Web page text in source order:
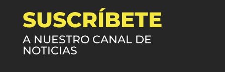
SUSCRÍBETE
A NUESTRO CANAL DE
NOTICIAS